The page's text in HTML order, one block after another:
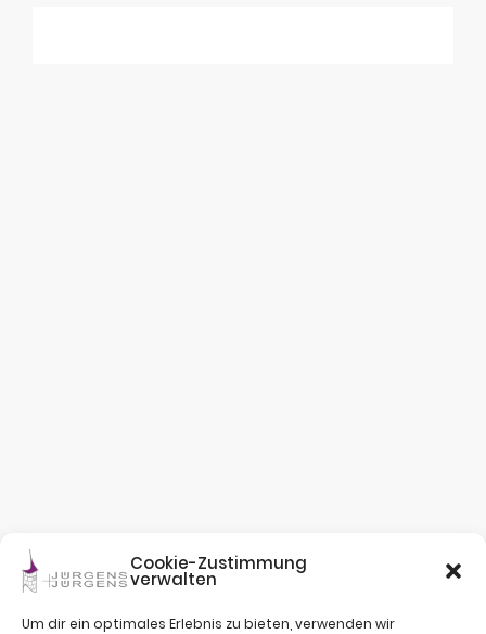
Cookie-Zustimmung
verwalten
Um dir ein optimales Erlebnis zu bieten, verwenden wir